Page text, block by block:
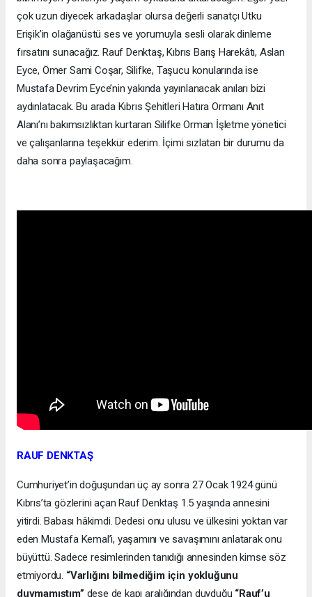
çok uzun diyecek arkadaşlar olursa değerli sanatçı Utku
Erişik’in olağanüstü ses ve yorumuyla sesli olarak dinleme
fırsatını sunacağız. Rauf Denktaş, Kıbrıs Barış Harekâtı, Aslan
Eyce, Ömer Sami Coşar, Silifke, Taşucu konularında ise
Mustafa Devrim Eyce’nin yakında yayınlanacak anıları bizi
aydınlatacak. Bu arada Kıbrıs Şehitleri Hatıra Ormanı Anıt
Alanı’nı bakımsızlıktan kurtaran Silifke Orman İşletme yönetici
ve çalışanlarına teşekkür ederim. İçimi sızlatan bir durumu da
daha sonra paylaşacağım.
RAUF DENKTAŞ
Cumhuriyet’in doğuşundan üç ay sonra 27 Ocak 1924 günü
Kıbrıs’ta gözlerini açan Rauf Denktaş 1.5 yaşında annesini
yitirdi. Babası hâkimdi. Dedesi onu ulusu ve ülkesini yoktan var
eden Mustafa Kemal’i, yaşamını ve savaşımını anlatarak onu
büyüttü. Sadece resimlerinden tanıdığı annesinden kimse söz
etmiyordu. “Varlığını bilmediğim için yokluğunu
duymamıştım” dese de kapı aralığından duyduğu “Rauf’u